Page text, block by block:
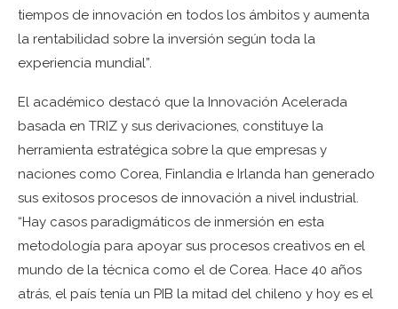
tiempos de innovación en todos los ámbitos y aumenta
la rentabilidad sobre la inversión según toda la
experiencia mundial”.
El académico destacó que la Innovación Acelerada
basada en TRIZ y sus derivaciones, constituye la
herramienta estratégica sobre la que empresas y
naciones como Corea, Finlandia e Irlanda han generado
sus exitosos procesos de innovación a nivel industrial.
“Hay casos paradigmáticos de inmersión en esta
metodología para apoyar sus procesos creativos en el
mundo de la técnica como el de Corea. Hace 40 años
atrás, el país tenía un PIB la mitad del chileno y hoy es el